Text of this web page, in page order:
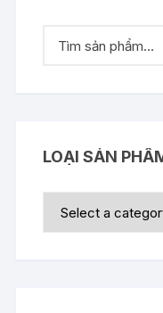
LOẠI SẢN